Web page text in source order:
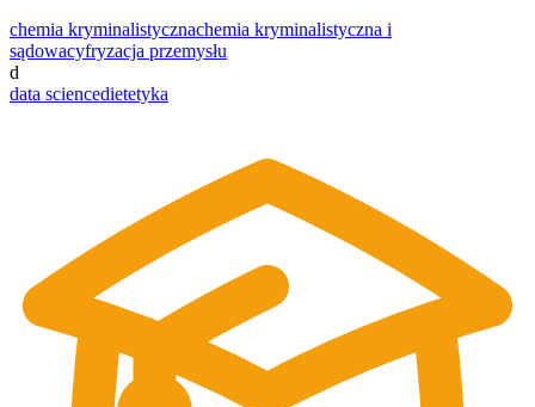
chemia kryminalistycznachemia kryminalistyczna i
sądowacyfryzacja przemysłu
d
data sciencedietetyka